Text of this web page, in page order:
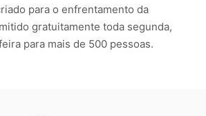
para o enfrentamento da
gratuitamente toda segunda,
para mais de 500 pessoas.